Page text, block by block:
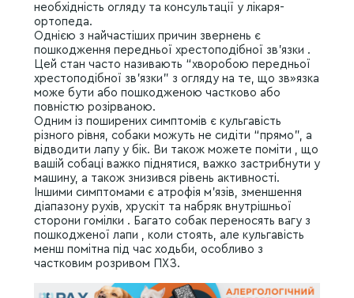
необхідність огляду та консультації у лікаря-
ортопеда.
Однією з найчастіших причин звернень є
пошкодження передньої хрестоподібної зв’язки .
Цей стан часто називають “хворобою передньої
хрестоподібної зв’язки” з огляду на те, що зв»язка
може бути або пошкодженою частково або
повністю розірваною.
Одним із поширених симптомів є кульгавість
різного рівня, собаки можуть не сидіти “прямо”, а
відводити лапу у бік. Ви також можете поміти , що
вашій собаці важко піднятися, важко застрибнути у
машину, а також знизився рівень активності.
Іншими симптомами є атрофія м’язів, зменшення
діапазону рухів, хрускіт та набряк внутрішньої
сторони гомілки . Багато собак переносять вагу з
пошкодженої лапи , коли стоять, але кульгавість
менш помітна під час ходьби, особливо з
частковим розривом ПХЗ.